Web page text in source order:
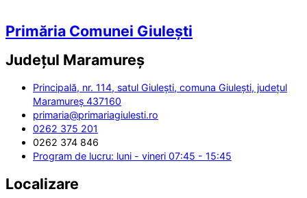
Primăria Comunei Giulești
Județul Maramureș
Principală, nr. 114, satul Giulești, comuna Giulești, județul
Maramureș 437160
primaria@primariagiulesti.ro
0262 375 201
0262 374 846
Program de lucru: luni - vineri 07:45 - 15:45
Localizare